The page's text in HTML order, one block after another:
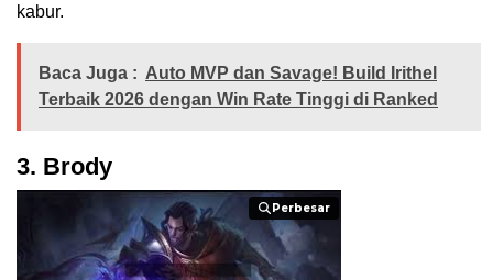
kabur.
Baca Juga : Auto MVP dan Savage! Build Irithel
Terbaik 2026 dengan Win Rate Tinggi di Ranked
3. Brody
Perbesar
Perbesar